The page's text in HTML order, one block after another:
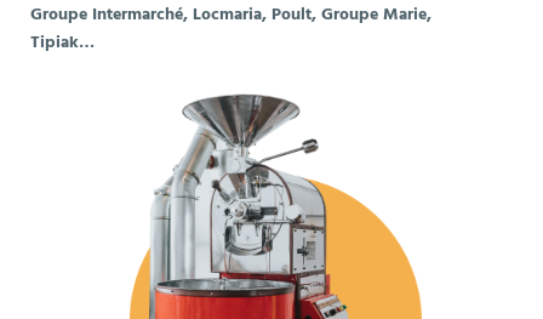
Groupe Intermarché, Locmaria, Poult, Groupe Marie,
Tipiak…